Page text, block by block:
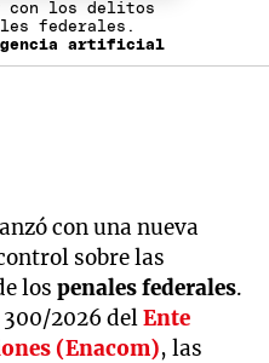
con los delitos
federales.
artificial
con una nueva
sobre las
lospenales federales.
300/2026 delEnte
(Enacom), las